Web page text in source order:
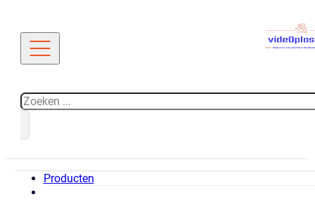
Zoeken
Producten